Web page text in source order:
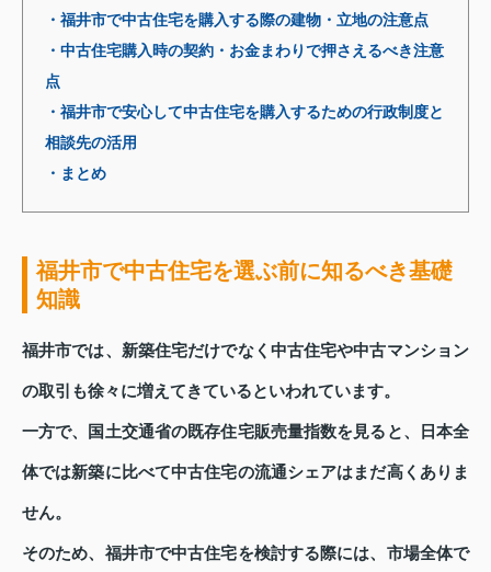
・福井市で中古住宅を購入する際の建物・立地の注意点
・中古住宅購入時の契約・お金まわりで押さえるべき注意
点
・福井市で安心して中古住宅を購入するための行政制度と
相談先の活用
・まとめ
福井市で中古住宅を選ぶ前に知るべき基礎
知識
福井市では、新築住宅だけでなく中古住宅や中古マンション
の取引も徐々に増えてきているといわれています。
一方で、国土交通省の既存住宅販売量指数を見ると、日本全
体では新築に比べて中古住宅の流通シェアはまだ高くありま
せん。
そのため、福井市で中古住宅を検討する際には、市場全体で